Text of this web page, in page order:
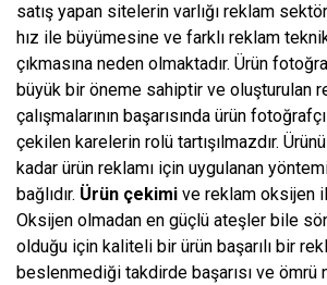
satış yapan sitelerin varlığı reklam
hız ile büyümesine ve farklı reklam
çıkmasına neden olmaktadır. Ürün
büyük bir öneme sahiptir ve oluşturulan
çalışmalarının başarısında ürün
çekilen karelerin rolü tartışılmazdır.
kadar ürün reklamı için uygulanan
bağlıdır. Ürün çekimi ve reklam oksijen
Oksijen olmadan en güçlü ateşler bile
olduğu için kaliteli bir ürün başarılı bir
beslenmediği takdirde başarısı ve ömrü